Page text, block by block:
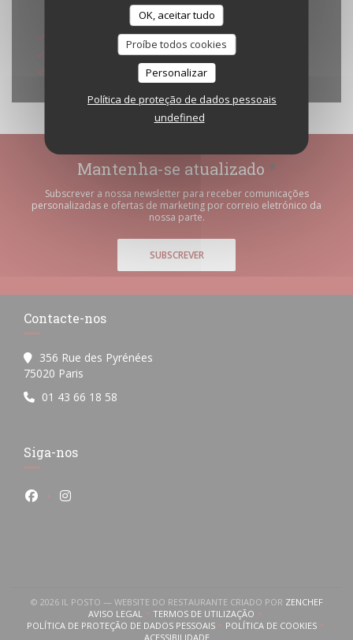
OK, aceitar tudo
Proíbe todos cookies
Personalizar
Política de proteção de dados pessoais
undefined
numa nova janela))
Métodos de pagamento
Títulos de restaurante
Mantenha-se atualizado *
Subscrever a nossa newsletter para receber comunicações
personalizadas e ofertas de marketing por correio eletrónico da
nossa parte.
SUBSCREVER
Contacte-nos
356 Rue des Pyrénées
75020 Paris
01 43 66 18 58
Siga-nos
Facebook ((abre numa nova janela))
Instagram ((abre numa nova janela))
© 2026 IL POSTO — WEBSITE DO RESTAURANTE CRIADO POR ZENCHEF((ABRE
AVISO LEGAL((ABRE NUMA NOVA JANELA))
TERMOS DE UTILIZAÇÃO((ABRE NUMA NOVA JANELA))
POLÍTICA DE PROTEÇÃO DE DADOS PESSOAIS
((ABRE NUMA NOVA JANELA))POLÍTICA DE COOKIES
((ABRE NUMA
ACESSIBILIDADE